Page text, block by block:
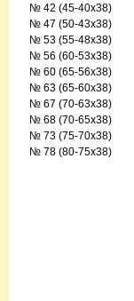
№ 42 (45-40x38)
№ 47 (50-43x38)
№ 53 (55-48x38)
№ 56 (60-53x38)
№ 60 (65-56x38)
№ 63 (65-60x38)
№ 67 (70-63x38)
№ 68 (70-65x38)
№ 73 (75-70x38)
№ 78 (80-75x38)